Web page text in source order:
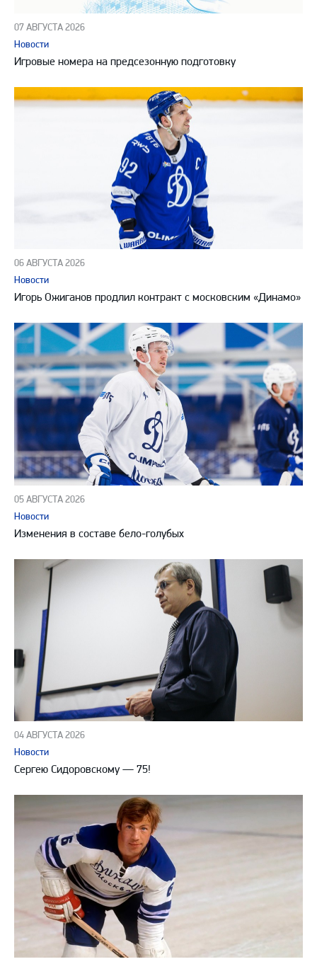
07 АВГУСТА 2026
Новости
Игровые номера на предсезонную подготовку
06 АВГУСТА 2026
Новости
Игорь Ожиганов продлил контракт с московским «Динамо»
05 АВГУСТА 2026
Новости
Изменения в составе бело-голубых
04 АВГУСТА 2026
Новости
Сергею Сидоровскому — 75!